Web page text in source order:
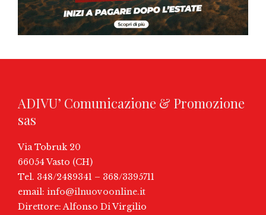
ADIVU’ Comunicazione & Promozione
sas
Via Tobruk 20
66054 Vasto (CH)
Tel. 348/2489341 – 368/3395711
email: info@ilnuovoonline.it
Direttore: Alfonso Di Virgilio